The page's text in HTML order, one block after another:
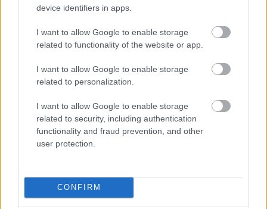
device identifiers in apps.
I want to allow Google to enable storage
related to functionality of the website or app.
I want to allow Google to enable storage
related to personalization.
I want to allow Google to enable storage
related to security, including authentication
functionality and fraud prevention, and other
user protection.
CONFIRM
Kéthónapos a Tisza-kormány: íme a mérleg!
ELEMZÉSEK 2026. júl. 21.